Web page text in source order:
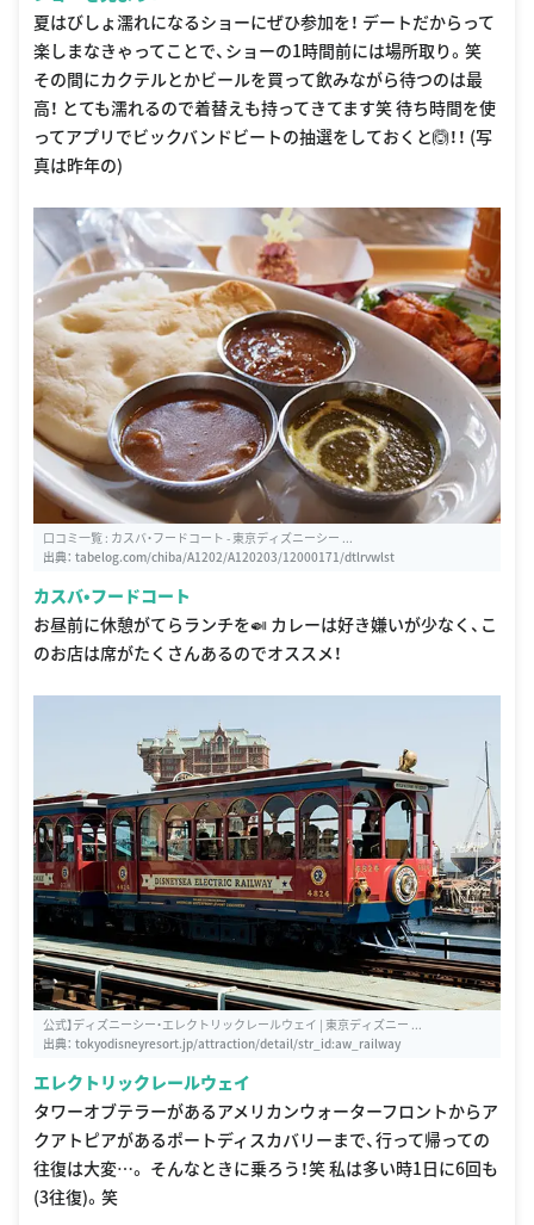
夏はびしょ濡れになるショーにぜひ参加を！ デートだからって
楽しまなきゃってことで、ショーの1時間前には場所取り。笑
その間にカクテルとかビールを買って飲みながら待つのは最
高！ とても濡れるので着替えも持ってきてます笑 待ち時間を使
ってアプリでビックバンドビートの抽選をしておくと🙆！！ (写
真は昨年の)
口コミ一覧 : カスバ・フードコート - 東京ディズニーシー ...
出典： tabelog.com/chiba/A1202/A120203/12000171/dtlrvwlst
カスバ•フードコート
お昼前に休憩がてらランチを🍛 カレーは好き嫌いが少なく、こ
のお店は席がたくさんあるのでオススメ！
公式】ディズニーシー・エレクトリックレールウェイ | 東京ディズニー ...
出典： tokyodisneyresort.jp/attraction/detail/str_id:aw_railway
エレクトリックレールウェイ
タワーオブテラーがあるアメリカンウォーターフロントからア
クアトピアがあるポートディスカバリーまで、行って帰っての
往復は大変…。 そんなときに乗ろう！笑 私は多い時1日に6回も
(3往復)。笑